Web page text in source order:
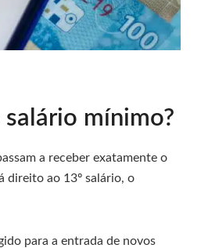
mínimo?
a receber exatamente o
direito ao 13º salário, o
para a entrada de novos